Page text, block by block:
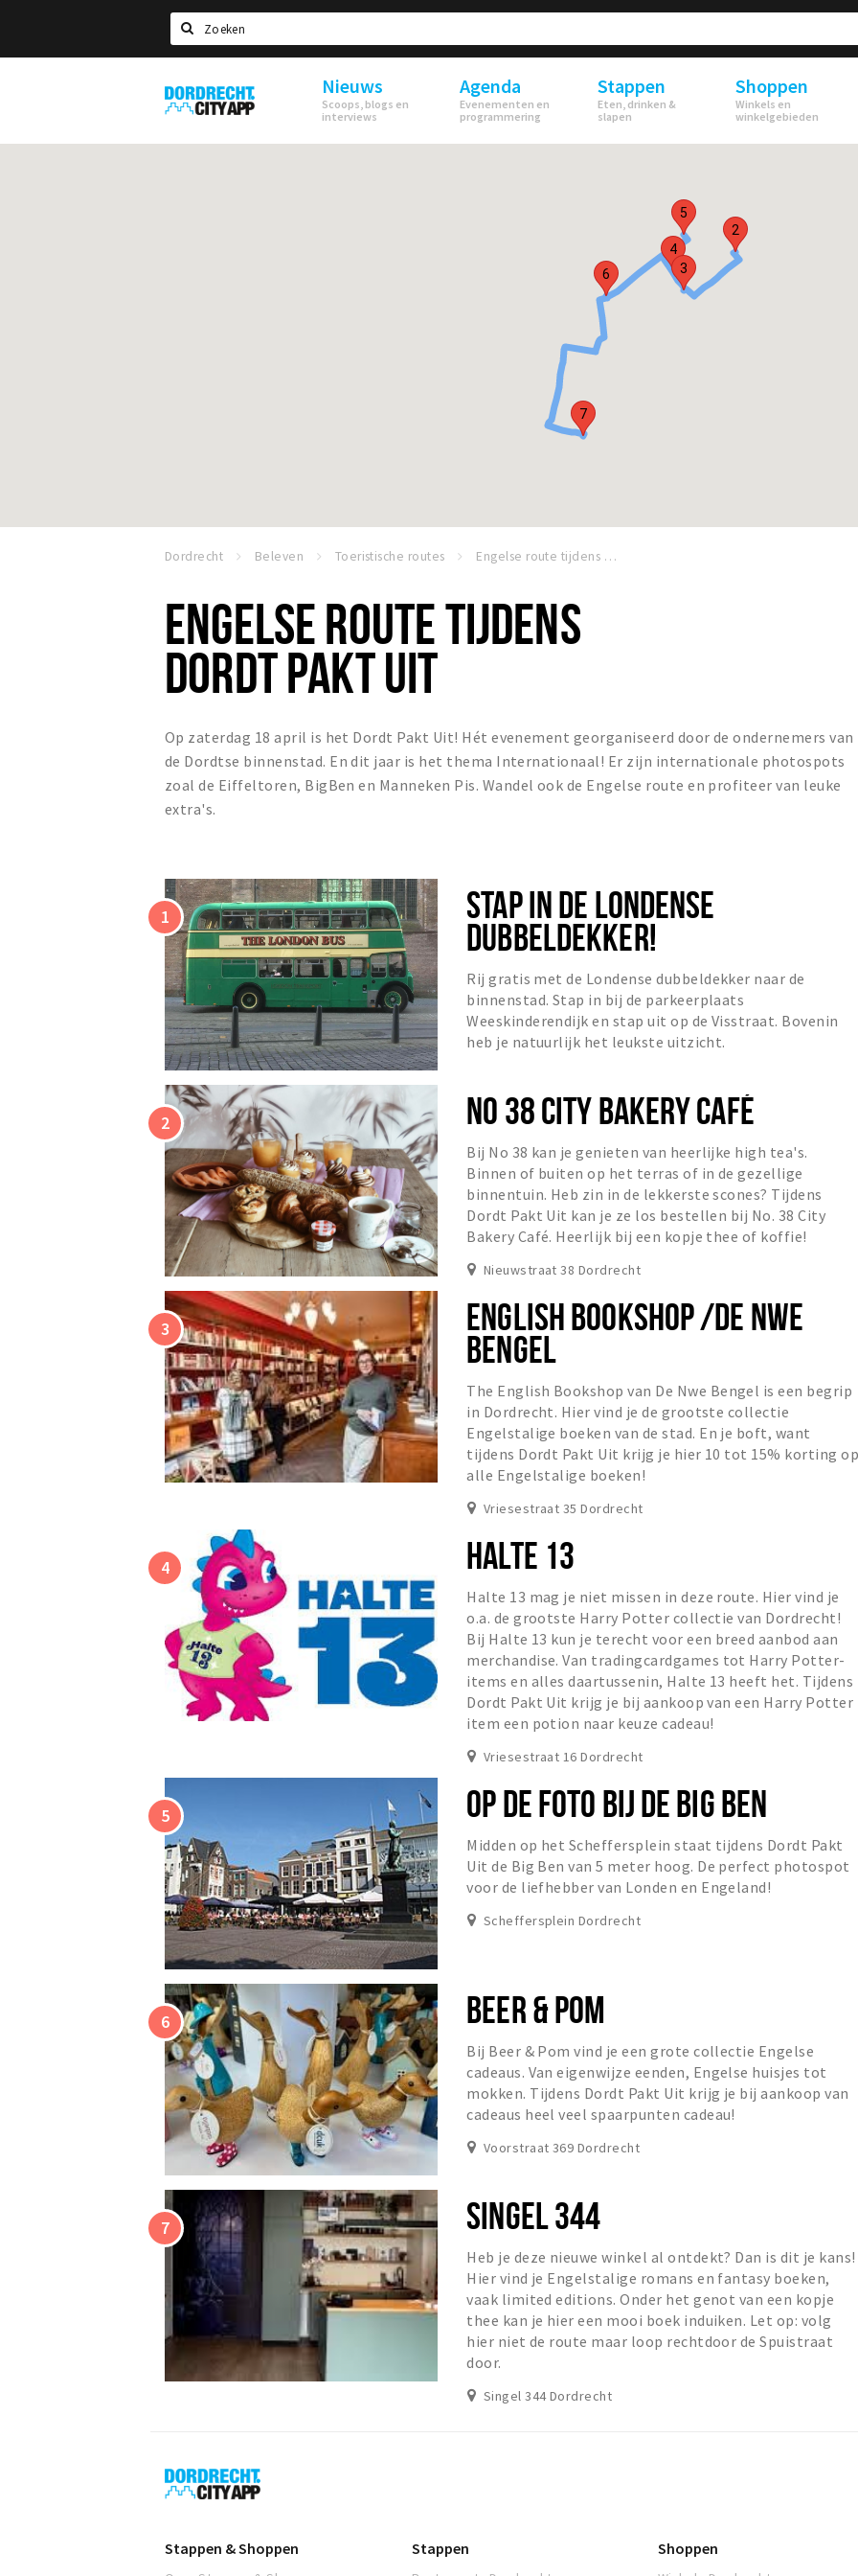
Zoeken
Dordrecht
City
Nieuws
Scoops, blogs en
interviews
Agenda
Evenementen en
programmering
Stappen
Eten, drinken &
slapen
Shoppen
Winkels en
winkelgebieden
2
3
4
5
6
7
Dordrecht Beleven Toeristische routes Engelse route tijdens Dordt Pakt Uit
ENGELSE ROUTE TIJDENS
DORDT PAKT UIT
Op zaterdag 18 april is het Dordt Pakt Uit! Hét evenement georganiseerd door de ondernemers van
de Dordtse binnenstad. En dit jaar is het thema Internationaal! Er zijn internationale photospots
zoal de Eiffeltoren, BigBen en Manneken Pis. Wandel ook de Engelse route en profiteer van leuke
extra's.
STAP IN DE LONDENSE
DUBBELDEKKER!
Rij gratis met de Londense dubbeldekker naar de
binnenstad. Stap in bij de parkeerplaats
Weeskinderendijk en stap uit op de Visstraat. Bovenin
heb je natuurlijk het leukste uitzicht.
NO 38 CITY BAKERY CAFÉ
Bij No 38 kan je genieten van heerlijke high tea's.
Binnen of buiten op het terras of in de gezellige
binnentuin. Heb zin in de lekkerste scones? Tijdens
Dordt Pakt Uit kan je ze los bestellen bij No. 38 City
Bakery Café. Heerlijk bij een kopje thee of koffie!
Nieuwstraat 38 Dordrecht
ENGLISH BOOKSHOP /DE NWE
BENGEL
The English Bookshop van De Nwe Bengel is een begrip
in Dordrecht. Hier vind je de grootste collectie
Engelstalige boeken van de stad. En je boft, want
tijdens Dordt Pakt Uit krijg je hier 10 tot 15% korting op
alle Engelstalige boeken!
Vriesestraat 35 Dordrecht
HALTE 13
Halte 13 mag je niet missen in deze route. Hier vind je
o.a. de grootste Harry Potter collectie van Dordrecht!
Bij Halte 13 kun je terecht voor een breed aanbod aan
merchandise. Van tradingcardgames tot Harry Potter-
items en alles daartussenin, Halte 13 heeft het. Tijdens
Dordt Pakt Uit krijg je bij aankoop van een Harry Potter
item een potion naar keuze cadeau!
Vriesestraat 16 Dordrecht
OP DE FOTO BIJ DE BIG BEN
Midden op het Scheffersplein staat tijdens Dordt Pakt
Uit de Big Ben van 5 meter hoog. De perfect photospot
voor de liefhebber van Londen en Engeland!
Scheffersplein Dordrecht
BEER & POM
Bij Beer & Pom vind je een grote collectie Engelse
cadeaus. Van eigenwijze eenden, Engelse huisjes tot
mokken. Tijdens Dordt Pakt Uit krijg je bij aankoop van
cadeaus heel veel spaarpunten cadeau!
Voorstraat 369 Dordrecht
SINGEL 344
Heb je deze nieuwe winkel al ontdekt? Dan is dit je kans!
Hier vind je Engelstalige romans en fantasy boeken,
vaak limited editions. Onder het genot van een kopje
thee kan je hier een mooi boek induiken. Let op: volg
hier niet de route maar loop rechtdoor de Spuistraat
door.
Singel 344 Dordrecht
Dordrecht
City
Stappen & Shoppen Stappen Shoppen